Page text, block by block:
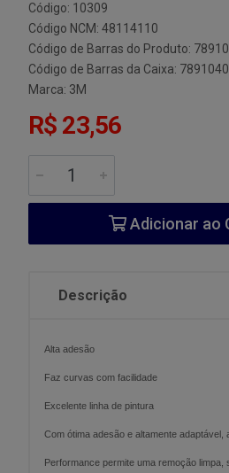
Código: 10309
Código NCM: 48114110
Código de Barras do Produto:
Código de Barras da Caixa:
Marca: 3M
R$ 23,56
Adicionar ao
Descrição
Alta adesão
Faz curvas com facilidade
Excelente linha de pintura
Com ótima adesão e altamente adaptável,
Performance permite uma remoção limpa,